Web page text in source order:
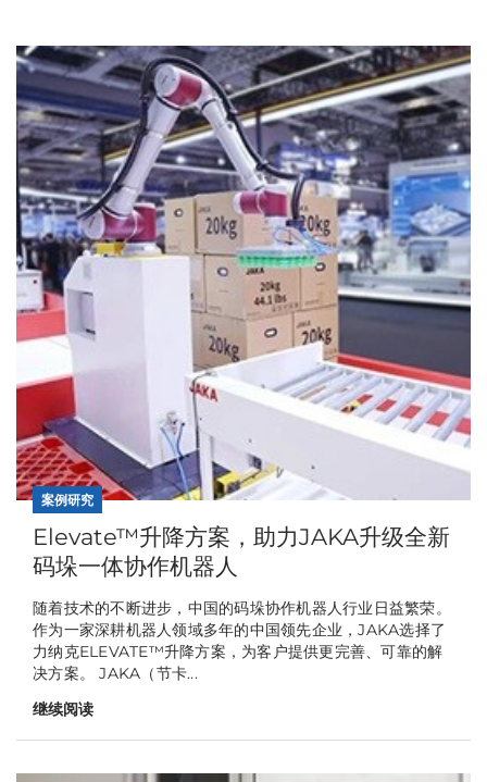
案例研究
Elevate™升降方案，助力JAKA升级全新
码垛一体协作机器人
随着技术的不断进步，中国的码垛协作机器人行业日益繁荣。
作为一家深耕机器人领域多年的中国领先企业，JAKA选择了
力纳克ELEVATE™升降方案，为客户提供更完善、可靠的解
决方案。 JAKA（节卡...
继续阅读